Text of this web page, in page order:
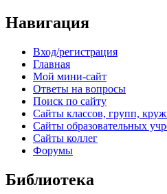
Навигация
Вход/регистрация
Главная
Мой мини-сайт
Ответы на вопросы
Поиск по сайту
Сайты классов, групп,
Сайты образовательных
Сайты коллег
Форумы
Библиотека